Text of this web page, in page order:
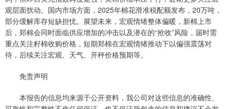
观层面扰动。国内市场方面，2025年棉花滑准税配额发布，20万吨，
部分缓解库存短缺担忧。展望未来，宏观情绪整体偏暖，新棉上市
后，郑棉会同时面临供应增加的冲击以及潜在的“抢收”风险，届时需
重点关注籽棉收购价格，短期郑棉在宏观情绪推动下以偏强震荡对
待，后续关注宏观、天气、开秤价格预期等。
免责声明
本报告的信息均来源于公开资料，我公司对这些信息的准确性、